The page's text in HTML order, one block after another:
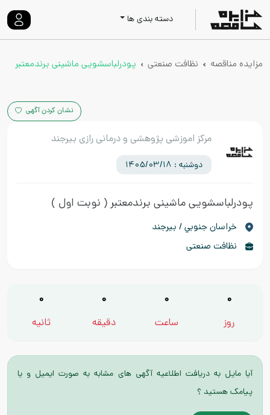
دسته بندی ها
مزایده مناقصه نظافت صنعتی پودرلباسشویی ماشینی برندمعتبر
نشان کردن آگهی
مرکز اموزشی پژوهشی و درمانی رازی بیرجند
دوشنبه : 1405/03/18
پودرلباسشویی ماشینی برندمعتبر( نوبت اول )
خراسان جنوبي / بیرجند
نظافت صنعتی
0
روز
0
ساعت
0
دقیقه
0
ثانیه
آیا مایل به دریافت اطلاعیه آگهی های مشابه به صورت ایمیل و یا
پیامک هستید ؟